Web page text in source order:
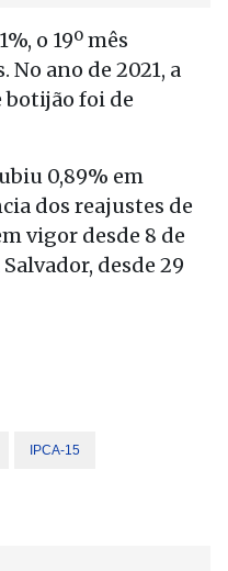
o 19º mês
ano de 2021, a
botijão foi de
0,89% em
dos reajustes de
vigor desde 8 de
desde 29
IPCA-15